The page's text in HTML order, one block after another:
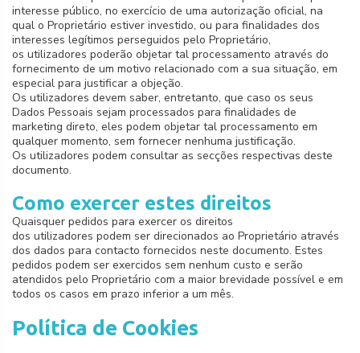
interesse público, no exercício de uma autorização oficial, na
qual o Proprietário estiver investido, ou para finalidades dos
interesses legítimos perseguidos pelo Proprietário,
os utilizadores poderão objetar tal processamento através do
fornecimento de um motivo relacionado com a sua situação, em
especial para justificar a objeção.
Os utilizadores devem saber, entretanto, que caso os seus
Dados Pessoais sejam processados para finalidades de
marketing direto, eles podem objetar tal processamento em
qualquer momento, sem fornecer nenhuma justificação.
Os utilizadores podem consultar as secções respectivas deste
documento.
Como exercer estes direitos
Quaisquer pedidos para exercer os direitos
dos utilizadores podem ser direcionados ao Proprietário através
dos dados para contacto fornecidos neste documento. Estes
pedidos podem ser exercidos sem nenhum custo e serão
atendidos pelo Proprietário com a maior brevidade possível e em
todos os casos em prazo inferior a um mês.
Política de Cookies